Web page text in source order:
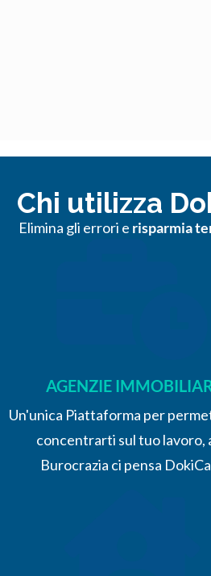
Chi utilizza
Elimina gli errori e risparmia
AGENZIE
Un'unica Piattaforma per
concentrarti sul tuo lavoro,
Burocrazia ci pensa